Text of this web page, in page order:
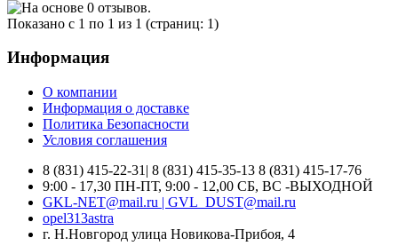
Показано с 1 по 1 из 1 (страниц: 1)
Информация
О компании
Информация о доставке
Политика Безопасности
Условия соглашения
8 (831) 415-22-31| 8 (831) 415-35-13 8 (831) 415-17-76
9:00 - 17,30 ПН-ПТ, 9:00 - 12,00 СБ, ВС -ВЫХОДНОЙ
GKL-NET@mail.ru | GVL_DUST@mail.ru
opel313astra
г. Н.Новгород улица Новикова-Прибоя, 4